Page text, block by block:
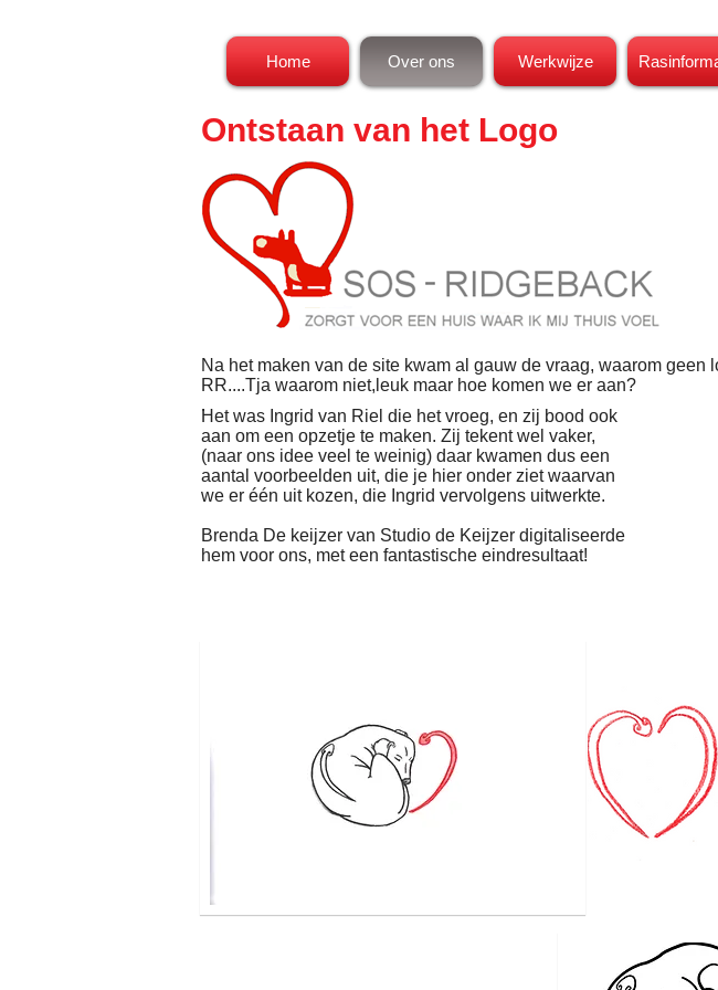
Home Over ons Werkwijze
Ontstaan van het Logo
Na het maken van de site kwam al gauw de vraag, waarom geen
RR....Tja waarom niet,leuk maar hoe komen we er aan?
.
Het was Ingrid van Riel die het vroeg, en zij bood ook
aan om een opzetje te maken. Zij tekent wel vaker,
(naar ons idee veel te weinig) daar kwamen dus een
aantal voorbeelden uit, die je hier onder ziet waarvan
we er één uit kozen, die Ingrid vervolgens uitwerkte.
Brenda De keijzer van Studio de Keijzer digitaliseerde
hem voor ons, met een fantastische eindresultaat!